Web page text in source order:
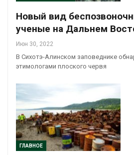
Новый вид
ученые на Дальнем
Июн 30, 2022
В Сихотэ-Алинском заповеднике
этимологами плоского червя
ГЛАВНОЕ